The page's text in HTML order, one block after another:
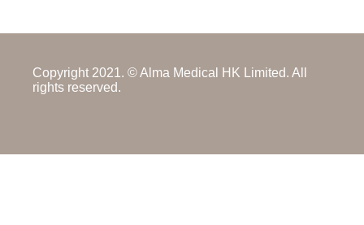
Copyright 2021. © Alma Medical HK Limited. All
rights reserved.